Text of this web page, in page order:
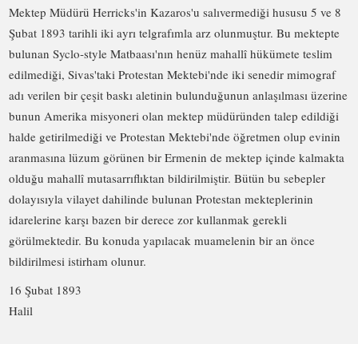
Mektep Müdürü Herricks'in Kazaros'u salıvermediği hususu 5 ve 8
Şubat 1893 tarihli iki ayrı telgrafımla arz olunmuştur. Bu mektepte
bulunan Syclo‑style Matbaası'nın henüz mahallî hükümete teslim
edilmediği, Sivas'taki Protestan Mektebi'nde iki senedir mimograf
adı verilen bir çeşit baskı aletinin bulunduğunun anlaşılması üzerine
bunun Amerika misyoneri olan mektep müdüründen talep edildiği
halde getirilmediği ve Protestan Mektebi'nde öğretmen olup evinin
aranmasına lüzum görünen bir Ermenin de mektep içinde kalmakta
olduğu mahallî mutasarrıflıktan bildirilmiştir. Bütün bu sebepler
dolayısıyla vilayet dahilinde bulunan Protestan mekteplerinin
idarelerine karşı bazen bir derece zor kullanmak gerekli
görülmektedir. Bu konuda yapılacak muamelenin bir an önce
bildirilmesi istirham olunur.
16 Şubat 1893
Halil